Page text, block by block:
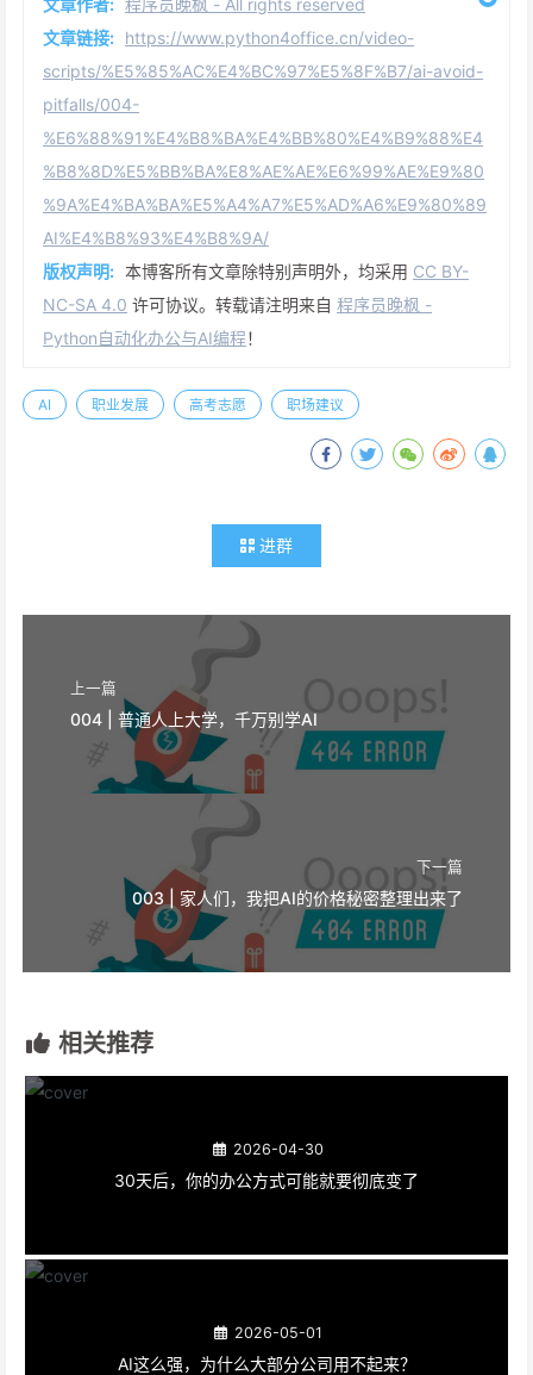
文章作者: 程序员晚枫 - All rights reserved
文章链接: https://www.python4office.cn/video-
scripts/%E5%85%AC%E4%BC%97%E5%8F%B7/ai-avoid-
pitfalls/004-
%E6%88%91%E4%B8%BA%E4%BB%80%E4%B9%88%E4
%B8%8D%E5%BB%BA%E8%AE%AE%E6%99%AE%E9%80
%9A%E4%BA%BA%E5%A4%A7%E5%AD%A6%E9%80%89
AI%E4%B8%93%E4%B8%9A/
版权声明: 本博客所有文章除特别声明外，均采用 CC BY-
NC-SA 4.0 许可协议。转载请注明来自 程序员晚枫 -
Python自动化办公与AI编程！
AI 职业发展 高考志愿 职场建议
进群
上一篇
004 | 普通人上大学，千万别学AI
下一篇
003 | 家人们，我把AI的价格秘密整理出来了
相关推荐
2026-04-30
30天后，你的办公方式可能就要彻底变了
2026-05-01
AI这么强，为什么大部分公司用不起来？